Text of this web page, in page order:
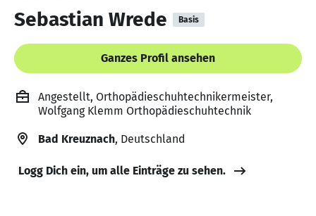
Sebastian Wrede Basis
Ganzes Profil ansehen
Angestellt, Orthopädieschuhtechnikermeister,
Wolfgang Klemm Orthopädieschuhtechnik
Bad Kreuznach, Deutschland
Logg Dich ein, um alle Einträge zu sehen.